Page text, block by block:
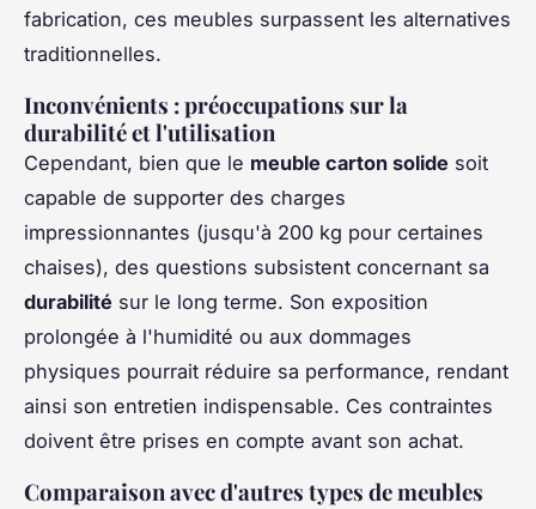
fabrication, ces meubles surpassent les alternatives
traditionnelles.
Inconvénients : préoccupations sur la
durabilité et l'utilisation
Cependant, bien que le meuble carton solide soit
capable de supporter des charges
impressionnantes (jusqu'à 200 kg pour certaines
chaises), des questions subsistent concernant sa
durabilité sur le long terme. Son exposition
prolongée à l'humidité ou aux dommages
physiques pourrait réduire sa performance, rendant
ainsi son entretien indispensable. Ces contraintes
doivent être prises en compte avant son achat.
Comparaison avec d'autres types de meubles